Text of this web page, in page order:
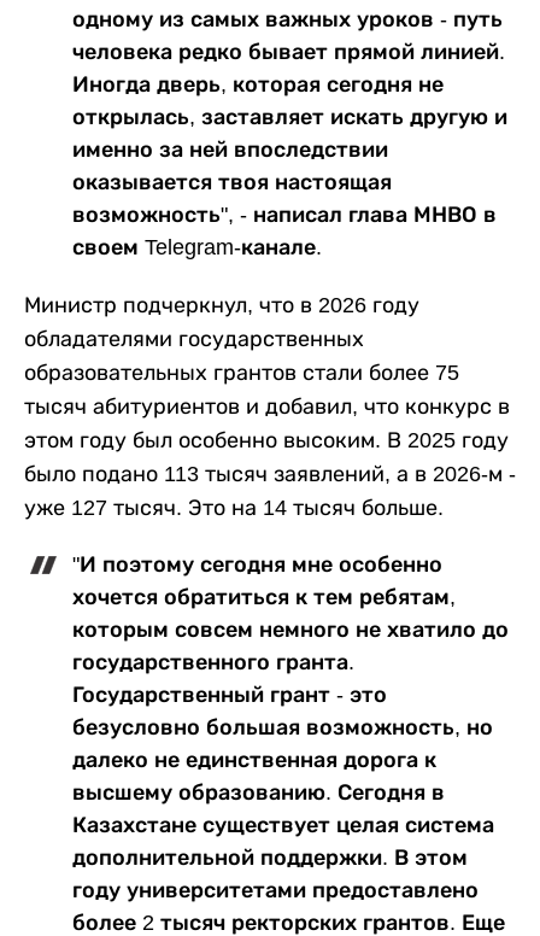
одному из самых важных уроков - путь
человека редко бывает прямой линией.
Иногда дверь, которая сегодня не
открылась, заставляет искать другую и
именно за ней впоследствии
оказывается твоя настоящая
возможность", - написал глава МНВО в
своем Telegram-канале.
Министр подчеркнул, что в 2026 году
обладателями государственных
образовательных грантов стали более 75
тысяч абитуриентов и добавил, что конкурс в
этом году был особенно высоким. В 2025 году
было подано 113 тысяч заявлений, а в 2026-м -
уже 127 тысяч. Это на 14 тысяч больше.
"И поэтому сегодня мне особенно
хочется обратиться к тем ребятам,
которым совсем немного не хватило до
государственного гранта.
Государственный грант - это
безусловно большая возможность, но
далеко не единственная дорога к
высшему образованию. Сегодня в
Казахстане существует целая система
дополнительной поддержки. В этом
году университетами предоставлено
более 2 тысяч ректорских грантов. Еще